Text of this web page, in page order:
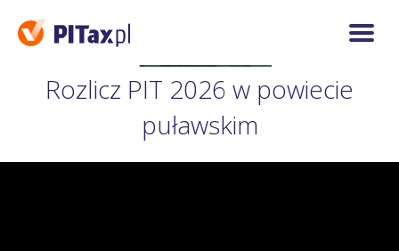
Rozlicz PIT 2026 w powiecie
puławskim